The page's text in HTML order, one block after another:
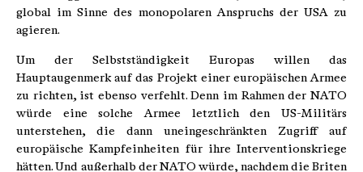
global im Sinne des monopolaren Anspruchs der USA zu
agieren.
Um der Selbstständigkeit Europas willen das
Hauptaugenmerk auf das Projekt einer europäischen Armee
zu richten, ist ebenso verfehlt. Denn im Rahmen der NATO
würde eine solche Armee letztlich den US-Militärs
unterstehen, die dann uneingeschränkten Zugriff auf
europäische Kampfeinheiten für ihre Interventionskriege
hätten. Und außerhalb der NATO würde, nachdem die Briten